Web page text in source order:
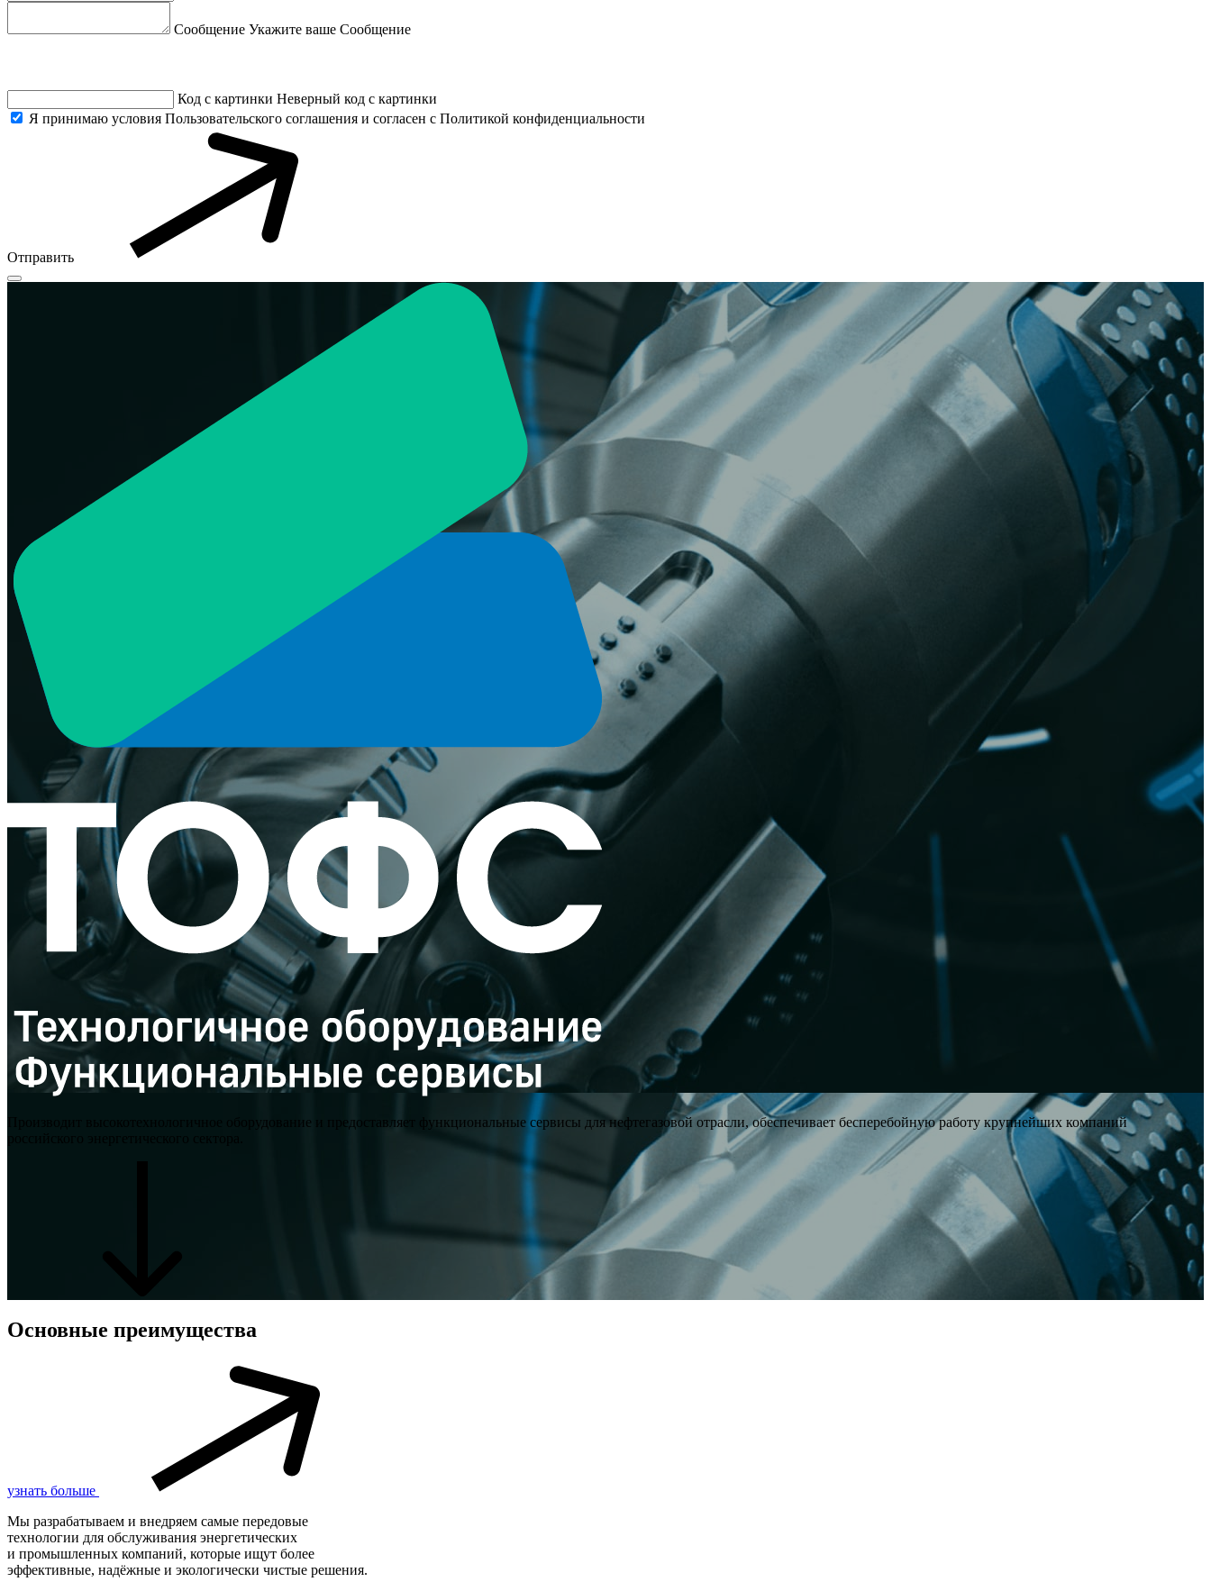
Сообщение Укажите ваше Сообщение
Код с картинки Неверный код с картинки
Я принимаю условия Пользовательского соглашения и согласен с Политикой конфиденциальности
Отправить
Производит высокотехнологичное оборудование и предоставляет функциональные сервисы для нефтегазовой отрасли, обеспечивает бесперебойную работу крупнейших компаний
Основные преимущества
узнать больше
Мы разрабатываем и внедряем самые передовые
технологии для обслуживания энергетических
и промышленных компаний, которые ищут более
эффективные, надёжные и экологически чистые решения.